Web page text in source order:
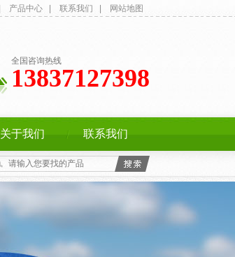
产品中心 联系我们 网站地图
全国咨询热线
13837127398
关于我们 联系我们